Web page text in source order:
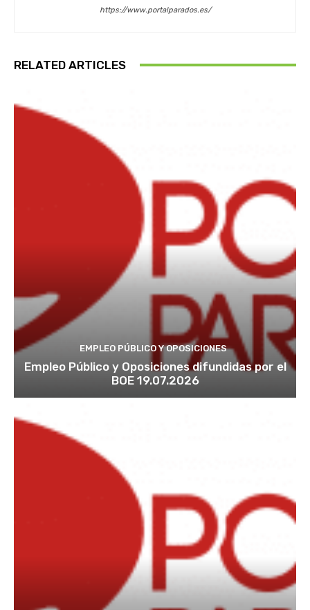
https://www.portalparados.es/
RELATED ARTICLES
EMPLEO PÚBLICO Y OPOSICIONES
Empleo Público y Oposiciones difundidas por el
BOE 19.07.2026